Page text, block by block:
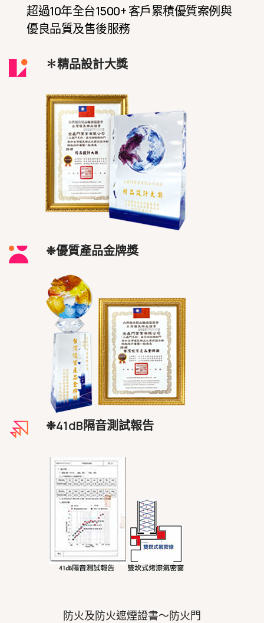
超過10年全台1500+ 客戶累積優質案例與
優良品質及售後服務
✽精品設計大獎
❉優質產品金牌獎
❉41dB隔音測試報告
防火及防火遮煙證書～防火門